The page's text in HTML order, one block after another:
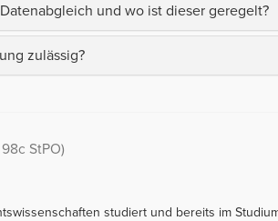
und wo ist dieser geregelt?
zulässig?
StPO)
studiert und bereits im